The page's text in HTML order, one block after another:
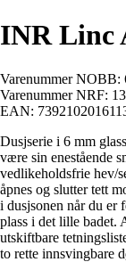
INR Linc
Varenummer NOBB:
Varenummer NRF:
EAN:
Dusjserie i 6 mm
være sin enestående
vedlikeholdsfrie hev/
åpnes og slutter tett
i dusjsonen når du er
plass i det lille badet.
utskiftbare
to rette innsvingbare